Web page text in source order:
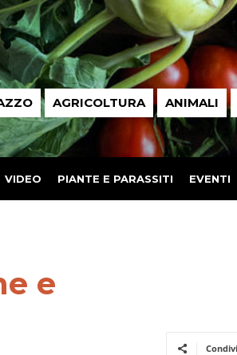
AGRICOLTURA ANIMALI
VIDEO PIANTE E PARASSITI EVENTI
e